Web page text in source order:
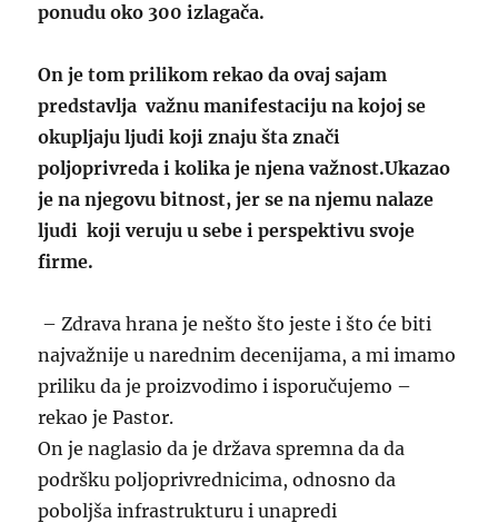
ponudu oko 300 izlagača.
On je tom prilikom rekao da ovaj sajam
predstavlja važnu manifestaciju na kojoj se
okupljaju ljudi koji znaju šta znači
poljoprivreda i kolika je njena važnost.Ukazao
je na njegovu bitnost, jer se na njemu nalaze
ljudi koji veruju u sebe i perspektivu svoje
firme.
– Zdrava hrana je nešto što jeste i što će biti
najvažnije u narednim decenijama, a mi imamo
priliku da je proizvodimo i isporučujemo –
rekao je Pastor.
On je naglasio da je država spremna da da
podršku poljoprivrednicima, odnosno da
poboljša infrastrukturu i unapredi